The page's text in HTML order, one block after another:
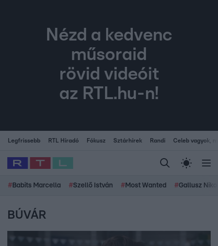
Nézd a kedvenc
műsoraid
rövid videóit
az RTL.hu-n!
Legfrissebb RTL Híradó Fókusz Sztárhírek Randi Celeb vagyok,
# Babits Marcella #Szellő István # Most Wanted #Gallusz
BÚVÁR